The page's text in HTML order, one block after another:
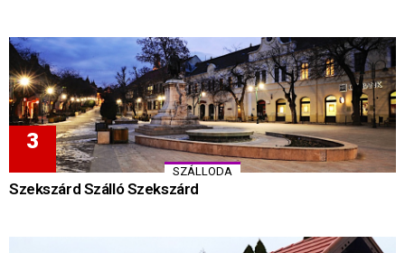
SZÁLLODA
Szekszárd Szálló Szekszárd